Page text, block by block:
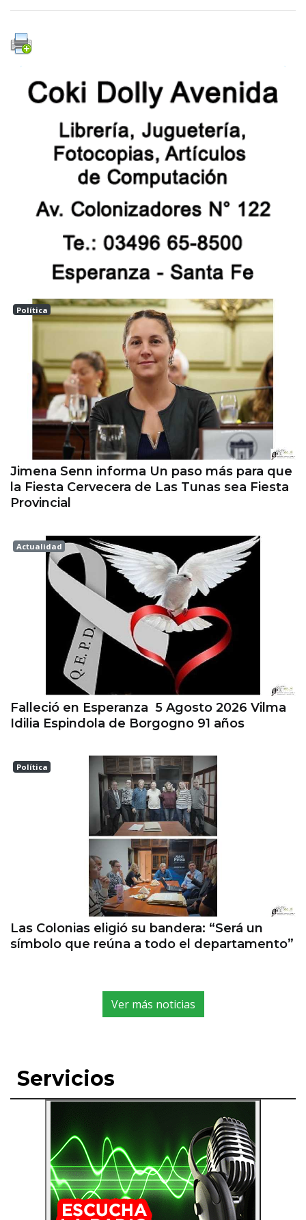
Política
Las tunas
Jimena Senn informa Un paso más para que
la Fiesta Cervecera de Las Tunas sea Fiesta
Provincial
Actualidad
Esperanza
Falleció en Esperanza 5 Agosto 2026 Vilma
Idilia Espindola de Borgogno 91 años
Política
Las Colonias eligió su bandera: “Será un
símbolo que reúna a todo el departamento”
Ver más noticias
Servicios